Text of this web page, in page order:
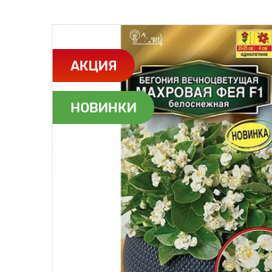
АКЦИЯ
НОВИНКИ